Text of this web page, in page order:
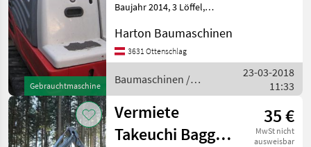
Gebrauchtmaschine
Baujahr 2014, 3 Löffel,
Bagger, und 3 Löffeln. Ideal
für vielseitige Einsätze auf
Bau- und Erdarbeiten.
Details: Bau
Harton Baumaschinen
3631 Ottenschlag
Baumaschinen /
Takeuchi
23-03-2018
11:33
Vermiete
Takeuchi Bagger
35 €
MwSt nicht
ausweisbar